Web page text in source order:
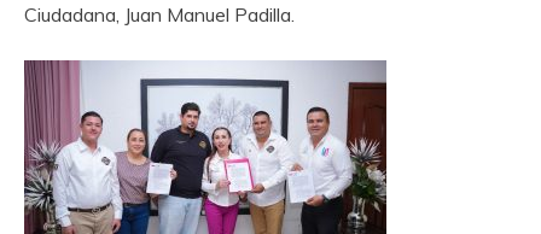
Ciudadana, Juan Manuel Padilla.